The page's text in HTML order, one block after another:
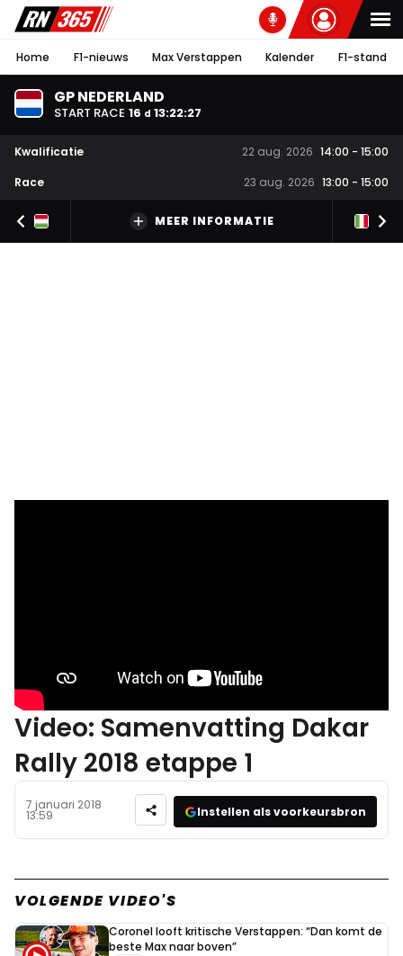
Home F1-nieuws Max Verstappen Kalender F1-stand
GP NEDERLAND
START RACE 16 d 13:22:26
Kwalificatie 22 aug. 2026 14:00 - 15:00
Race
23 aug. 2026 13:00 - 15:00
MEER INFORMATIE
Video: Samenvatting Dakar
Rally 2018 etappe 1
7 januari 2018
13:59 Instellen als voorkeursbron
VOLGENDE VIDEO'S
Coronel looft kritische Verstappen: “Dan komt de
beste Max naar boven”